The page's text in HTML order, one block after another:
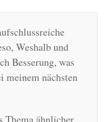
Weshalb und
Besserung, was
meinem nächsten
Thema ähnlicher